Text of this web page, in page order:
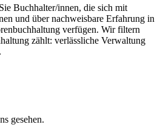
Buchhalter/innen, die sich mit
und über nachweisbare Erfahrung in
verfügen. Wir filtern
zählt: verlässliche Verwaltung
gesehen.